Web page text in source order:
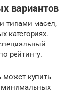
вариантов
типами масел,
категориях.
рейтингу.
может купить
минимальных